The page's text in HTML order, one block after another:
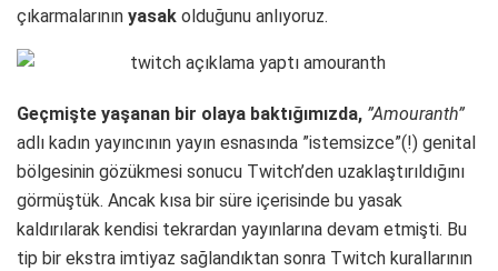
çıkarmalarının yasak olduğunu anlıyoruz.
Geçmişte yaşanan bir olaya baktığımızda, ”Amouranth”
adlı kadın yayıncının yayın esnasında ”istemsizce”(!) genital
bölgesinin gözükmesi sonucu Twitch’den uzaklaştırıldığını
görmüştük. Ancak kısa bir süre içerisinde bu yasak
kaldırılarak kendisi tekrardan yayınlarına devam etmişti. Bu
tip bir ekstra imtiyaz sağlandıktan sonra Twitch kurallarının